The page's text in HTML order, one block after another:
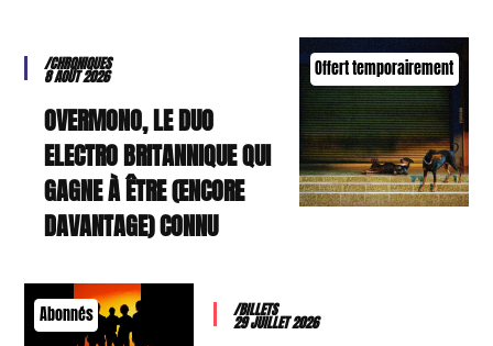
Offert temporairement
/CHRONIQUES
8 AOÛT 2026
OVERMONO, LE DUO
ELECTRO BRITANNIQUE QUI
GAGNE À ÊTRE (ENCORE
DAVANTAGE) CONNU
Abonnés /BILLETS
29 JUILLET 2026